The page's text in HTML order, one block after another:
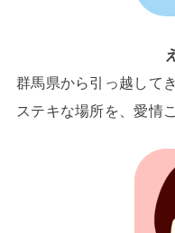
群馬県から引っ越して
ステキな場所を、愛情